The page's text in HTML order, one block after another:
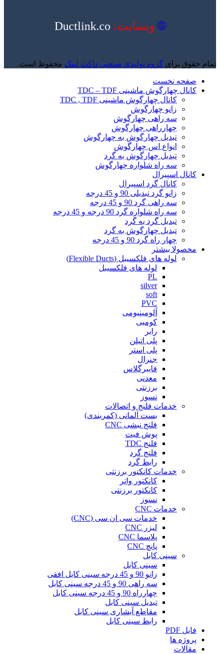
🌐 وبسایت:
تمام حقوق برای گروه تولیدی صنعتی داکت لینک محفوظ است.
صفحه نخست
کانال چهارگوش ماشینی TDC – TDF
کانال چهارگوش ماشینی TDC , TDF
زانو چهارگوش
سه راهی چهارگوش
چهارراهی چهارگوش
تبدیل چهارگوش به چهارگوش
انواع اس چهارگوش
تبدیل چهارگوش به گرد
سه راه شلواره چهارگوش
کانال اسپیرال
کانال گرد اسپیرال
زانو گرد تبدیلی 90 و 45 درجه
سه راهی گرد 90 و 45 درجه
سه راه شلواره گرد 90 درجه و 45 درجه
تبدیل گرد به گرد
تبدیل چهارگوش به گرد
چهار راه گرد 90 و 45 درجه
محصولا بیشتر
لوله های فلکسیبل (Flexible Ducts)
لوله های فلکسیبل
PL
silver
soft
PVC
آلومینیومی
کومبی
رابر
پلی اتیلن
پلی استر
جنرال
فایبرگلاس
معدنی
برزنتی
نسوز
خدمات فلنج و اتصالات
بست آلمانی (کمربندی)
فلنج نبشی CNC
پوش فیت
فلنج TDC
فلنج گرد
رابط گرد
خدمات کانکتور برزنتی
کانکتور واتر
کانکتور برزنتی
نسوز
خدمات CNC
خدمات سی ان سی (CNC)
لیزر CNC
پلاسما CNC
پانچ CNC
سینی کابل
سینی کابل
زانو 90 و 45 درجه سینی کابل افقی
سه راهی 90 و 45 درجه سینی کابل
چهارراه 90 و 45 درجه سینی کابل
تبدیل سینی کابل
مقاطع آبشاری سینی کابل
رابط سینی کابل
فایل PDF
پروژه ها
مقالات